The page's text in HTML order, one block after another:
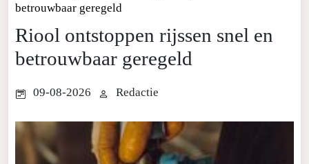
betrouwbaar geregeld
Riool ontstoppen rijssen snel en
betrouwbaar geregeld
09-08-2026 Redactie